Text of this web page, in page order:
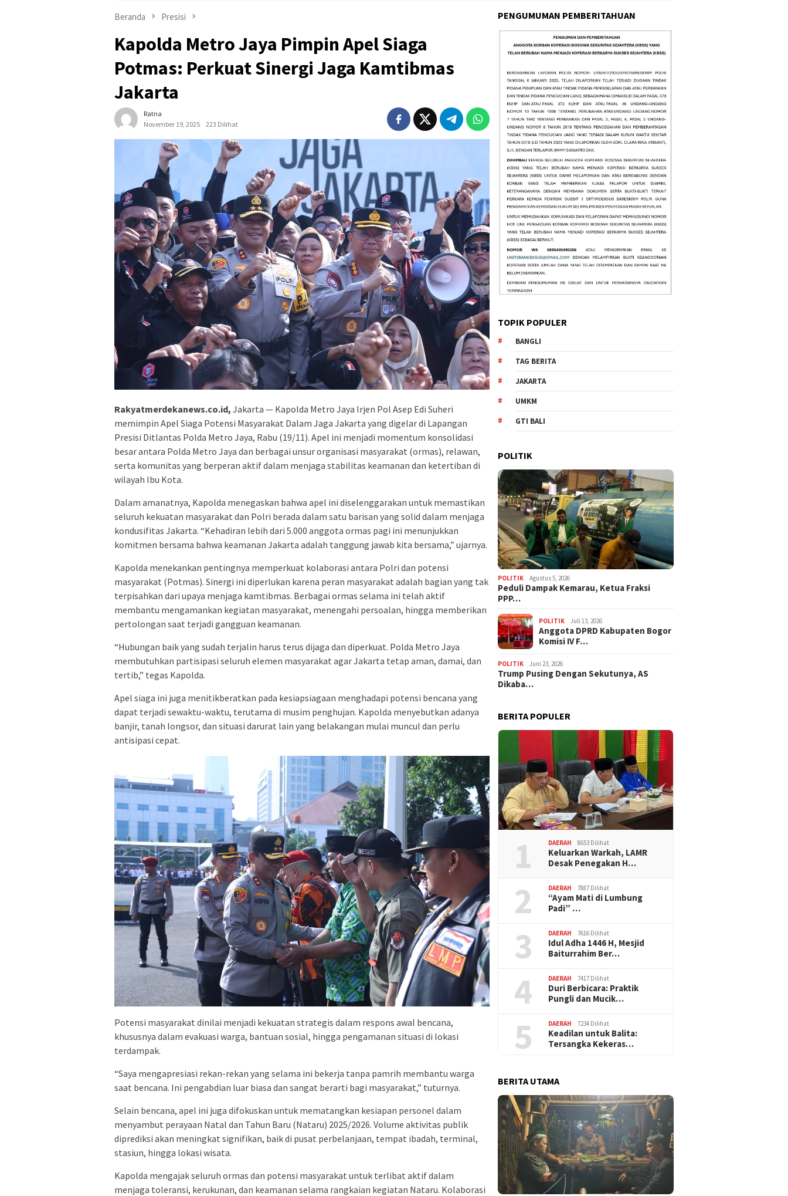
Beranda Presisi
Kapolda Metro Jaya Pimpin Apel Siaga
Potmas: Perkuat Sinergi Jaga Kamtibmas
Jakarta
Ratna
November 19, 2025
223 Dilihat
Rakyatmerdekanews.co.id, Jakarta — Kapolda Metro Jaya Irjen Pol Asep Edi Suheri
memimpin Apel Siaga Potensi Masyarakat Dalam Jaga Jakarta yang digelar di Lapangan
Presisi Ditlantas Polda Metro Jaya, Rabu (19/11). Apel ini menjadi momentum konsolidasi
besar antara Polda Metro Jaya dan berbagai unsur organisasi masyarakat (ormas), relawan,
serta komunitas yang berperan aktif dalam menjaga stabilitas keamanan dan ketertiban di
wilayah Ibu Kota.
Dalam amanatnya, Kapolda menegaskan bahwa apel ini diselenggarakan untuk memastikan
seluruh kekuatan masyarakat dan Polri berada dalam satu barisan yang solid dalam menjaga
kondusifitas Jakarta. “Kehadiran lebih dari 5.000 anggota ormas pagi ini menunjukkan
komitmen bersama bahwa keamanan Jakarta adalah tanggung jawab kita bersama,” ujarnya.
Kapolda menekankan pentingnya memperkuat kolaborasi antara Polri dan potensi
masyarakat (Potmas). Sinergi ini diperlukan karena peran masyarakat adalah bagian yang tak
terpisahkan dari upaya menjaga kamtibmas. Berbagai ormas selama ini telah aktif
membantu mengamankan kegiatan masyarakat, menengahi persoalan, hingga memberikan
pertolongan saat terjadi gangguan keamanan.
“Hubungan baik yang sudah terjalin harus terus dijaga dan diperkuat. Polda Metro Jaya
membutuhkan partisipasi seluruh elemen masyarakat agar Jakarta tetap aman, damai, dan
tertib,” tegas Kapolda.
Apel siaga ini juga menitikberatkan pada kesiapsiagaan menghadapi potensi bencana yang
dapat terjadi sewaktu-waktu, terutama di musim penghujan. Kapolda menyebutkan adanya
banjir, tanah longsor, dan situasi darurat lain yang belakangan mulai muncul dan perlu
antisipasi cepat.
Potensi masyarakat dinilai menjadi kekuatan strategis dalam respons awal bencana,
khususnya dalam evakuasi warga, bantuan sosial, hingga pengamanan situasi di lokasi
terdampak.
“Saya mengapresiasi rekan-rekan yang selama ini bekerja tanpa pamrih membantu warga
saat bencana. Ini pengabdian luar biasa dan sangat berarti bagi masyarakat,” tuturnya.
Selain bencana, apel ini juga difokuskan untuk mematangkan kesiapan personel dalam
menyambut perayaan Natal dan Tahun Baru (Nataru) 2025/2026. Volume aktivitas publik
diprediksi akan meningkat signifikan, baik di pusat perbelanjaan, tempat ibadah, terminal,
stasiun, hingga lokasi wisata.
Kapolda mengajak seluruh ormas dan potensi masyarakat untuk terlibat aktif dalam
menjaga toleransi, kerukunan, dan keamanan selama rangkaian kegiatan Nataru. Kolaborasi
PENGUMUMAN PEMBERITAHUAN
TOPIK POPULER
BANGLI
TAG BERITA
JAKARTA
UMKM
GTI BALI
POLITIK
POLITIK Agustus 5, 2026
‎Peduli Dampak Kemarau, Ketua Fraksi
PPP…
POLITIK Juli 13, 2026
Anggota DPRD Kabupaten Bogor
Komisi IV F…
POLITIK Juni 23, 2026
Trump Pusing Dengan Sekutunya, AS
Dikaba…
BERITA POPULER
1 DAERAH 8653 Dilihat
Keluarkan Warkah, LAMR
Desak Penegakan H…
2 DAERAH 7887 Dilihat
“Ayam Mati di Lumbung
Padi” …
3 DAERAH 7616 Dilihat
Idul Adha 1446 H, Mesjid
Baiturrahim Ber…
4 DAERAH 7417 Dilihat
Duri Berbicara: Praktik
Pungli dan Mucik…
5 DAERAH 7234 Dilihat
Keadilan untuk Balita:
Tersangka Kekeras…
BERITA UTAMA